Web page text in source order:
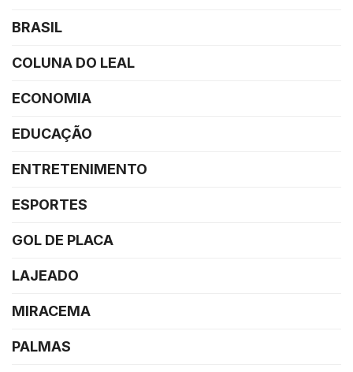
BRASIL
COLUNA DO LEAL
ECONOMIA
EDUCAÇÃO
ENTRETENIMENTO
ESPORTES
GOL DE PLACA
LAJEADO
MIRACEMA
PALMAS